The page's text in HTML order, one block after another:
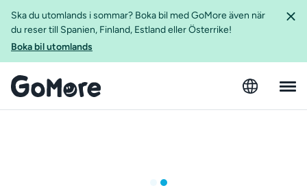
Ska du utomlands i sommar? Boka bil med GoMore även när
du reser till Spanien, Finland, Estland eller Österrike!
Boka bil utomlands